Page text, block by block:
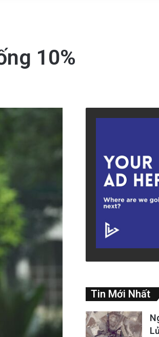
10%
Tin Mới Nhất